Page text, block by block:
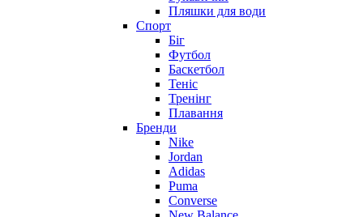
Пляшки для води
Спорт
Біг
Футбол
Баскетбол
Теніс
Тренінг
Плавання
Бренди
Nike
Jordan
Adidas
Puma
Converse